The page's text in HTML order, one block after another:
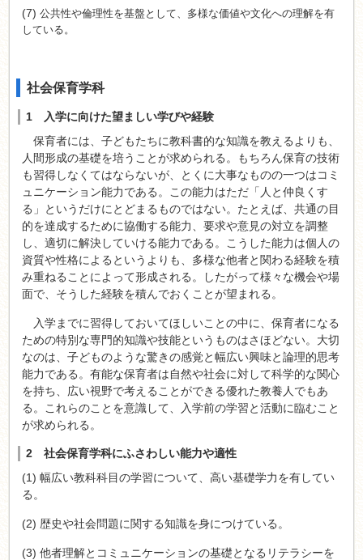
(7) 公共性や倫理性を基盤として、多様な価値や文化への理解を有
している。
社会保育学科
1 入学に向けた望ましい学びや経験
保育者には、子どもたちに教科書的な知識を教えるよりも、
人間形成の基礎を培うことが求められる。もちろん保育の技術
も習得しなくてはならないが、とくに大事なものの一つはコミ
ュニケーション能力である。この能力はただ「人と仲良くす
る」というだけにとどまるものではない。たとえば、共通の目
的を達成するために協働する能力、要求や意見の対立を調整
し、適切に解決していける能力である。こうした能力は個人の
資質や性格によるというよりも、多様な他者と関わる経験を積
み重ねることによって形成される。したがって様々な機会や場
面で、そうした経験を積んでおくことが望まれる。
入学までに習得しておいてほしいことの中に、保育者になる
ための特別な専門的知識や技能というものはさほどない。大切
なのは、子どものような驚きの感覚と幅広い興味と論理的思考
能力である。有能な保育者は自然や社会に対して科学的な関心
を持ち、広い視野で考えることができる優れた教養人でもあ
る。これらのことを意識して、入学前の学習と活動に臨むこと
が求められる。
2 社会保育学科にふさわしい能力や適性
(1) 幅広い教科科目の学習について、高い基礎学力を有してい
る。
(2) 歴史や社会問題に関する知識を身につけている。
(3) 他者理解とコミュニケーションの基礎となるリテラシーを